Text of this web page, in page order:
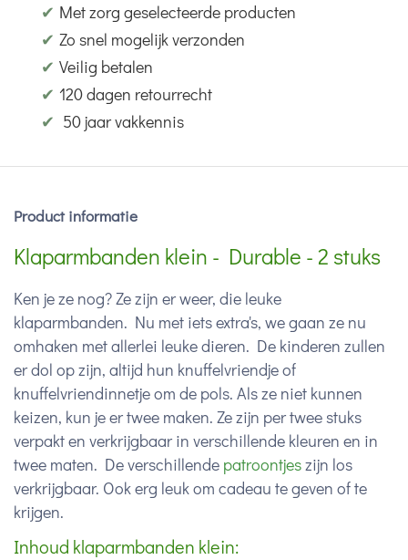
✔ Met zorg geselecteerde producten
✔ Zo snel mogelijk verzonden
✔ Veilig betalen
✔ 120 dagen retourrecht
✔ 50 jaar vakkennis
Product informatie
Klaparmbanden klein - Durable - 2 stuks
Ken je ze nog? Ze zijn er weer, die leuke
klaparmbanden. Nu met iets extra's, we gaan ze nu
omhaken met allerlei leuke dieren. De kinderen zullen
er dol op zijn, altijd hun knuffelvriendje of
knuffelvriendinnetje om de pols. Als ze niet kunnen
keizen, kun je er twee maken. Ze zijn per twee stuks
verpakt en verkrijgbaar in verschillende kleuren en in
twee maten. De verschillende patroontjeszijn los
verkrijgbaar. Ook erg leuk om cadeau te geven of te
krijgen.
Inhoud klaparmbanden klein: